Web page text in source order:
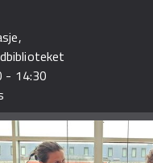
- 14:30